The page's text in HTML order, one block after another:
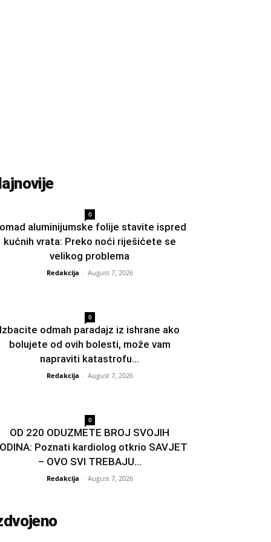
0
aluminijumske folije stavite ispred
kućnih vrata: Preko noći riješićete se
velikog problema
Redakcija - August 7, 2026
0
Izbacite odmah paradajz iz ishrane ako
bolujete od ovih bolesti, može vam
napraviti katastrofu...
Redakcija - August 7, 2026
0
OD 220 ODUZMETE BROJ SVOJIH
Poznati kardiolog otkrio SAVJET
– OVO SVI TREBAJU...
Redakcija - August 7, 2026